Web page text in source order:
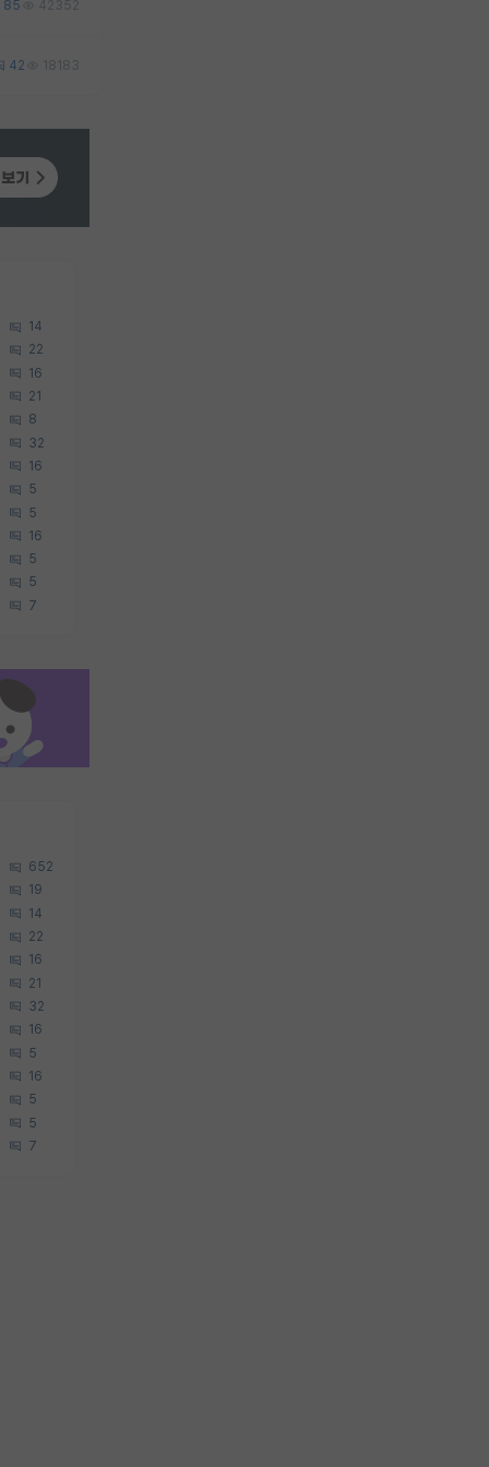
85 42352
42 18183
14
22
16
21
8
32
16
5
5
16
5
5
7
652
19
14
22
16
21
32
16
5
16
5
5
7